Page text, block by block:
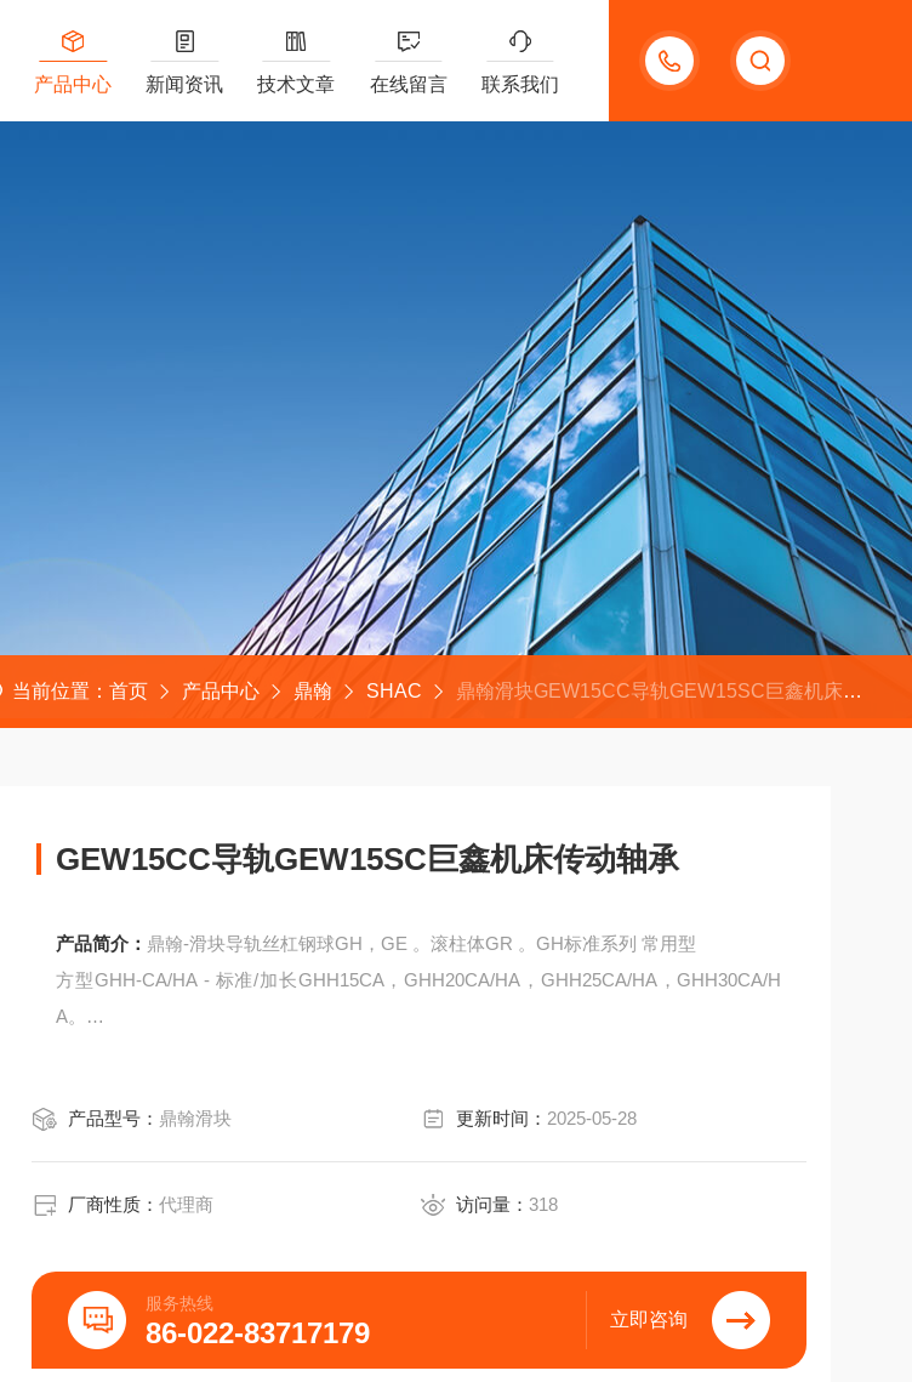
13132097161
产品中心 新闻资讯 技术文章 在线留言 联系我们
当前位置： 首页 产品中心 鼎翰 SHAC 鼎翰滑块GEW15CC导轨GEW15SC巨鑫机床传动轴承
GEW15CC导轨GEW15SC巨鑫机床传动轴承
产品简介： 鼎翰-滑块导轨丝杠钢球GH，GE 。滚柱体GR 。GH标准系列 常用型
方型GHH-CA/HA - 标准/加长GHH15CA，GHH20CA/HA，GHH25CA/HA，GHH30CA/H
A。
产品型号： 鼎翰滑块 更新时间： 2025-05-28
厂商性质：代理商 访问量： 318
服务热线
86-022-83717179 立即咨询